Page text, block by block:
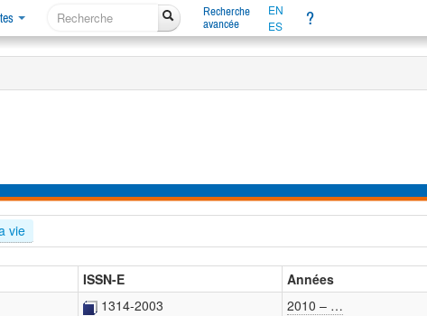
Recherche
avancée
EN
ES
?
vie
ISSN-E Années
1314-2003 2010 – …